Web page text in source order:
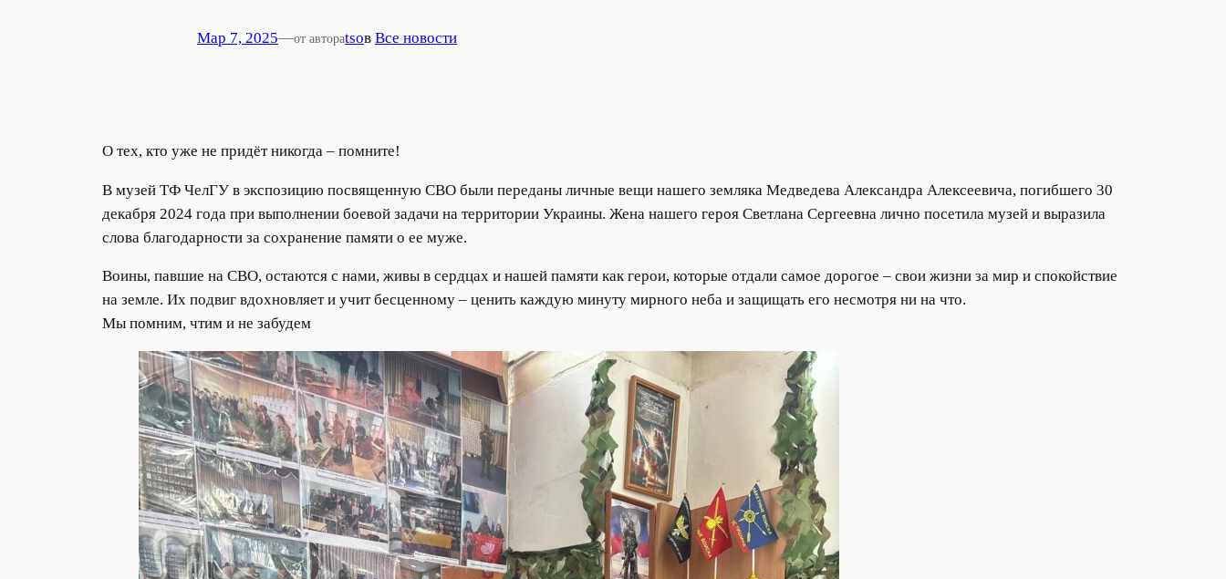
Мар 7, 2025—от автораtsoв Все новости
О тех, кто уже не придёт никогда – помните!
В музей ТФ ЧелГУ в экспозицию посвященную СВО были переданы личные вещи нашего земляка Медведева Александра Алексеевича, погибшего 30
декабря 2024 года при выполнении боевой задачи на территории Украины. Жена нашего героя Светлана Сергеевна лично посетила музей и выразила
слова благодарности за сохранение памяти о ее муже.
Воины, павшие на СВО, остаются с нами, живы в сердцах и нашей памяти как герои, которые отдали самое дорогое – свои жизни за мир и спокойствие
на земле. Их подвиг вдохновляет и учит бесценному – ценить каждую минуту мирного неба и защищать его несмотря ни на что.
Мы помним, чтим и не забудем